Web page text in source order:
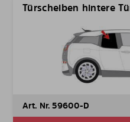
Türscheiben hintere
Art. Nr. 59600-D